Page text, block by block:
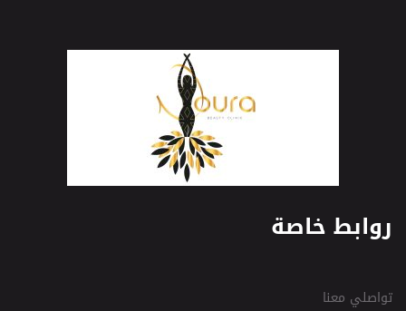
روابط خاصة
تواصلي معنا